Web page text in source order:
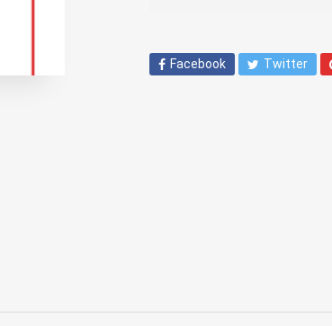
Facebook Twitter